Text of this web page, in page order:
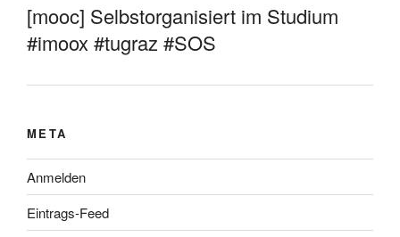
[mooc] Selbstorganisiert im Studium
#imoox #tugraz #SOS
META
Anmelden
Eintrags-Feed